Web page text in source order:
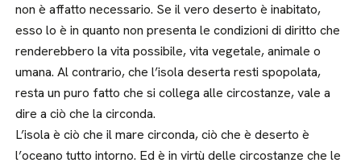
non è affatto necessario. Se il vero deserto è inabitato,
esso lo è in quanto non presenta le condizioni di diritto che
renderebbero la vita possibile, vita vegetale, animale o
umana. Al contrario, che l’isola deserta resti spopolata,
resta un puro fatto che si collega alle circostanze, vale a
dire a ciò che la circonda.
L’isola è ciò che il mare circonda, ciò che è deserto è
l’oceano tutto intorno. Ed è in virtù delle circostanze che le